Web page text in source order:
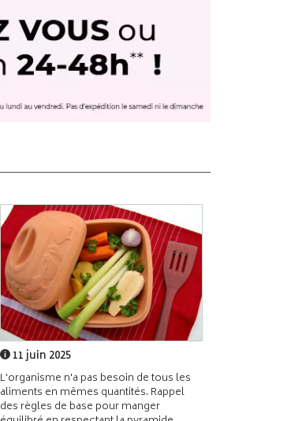
11 juin 2025
L'organisme n'a pas besoin de tous les
aliments en mêmes quantités. Rappel
des règles de base pour manger